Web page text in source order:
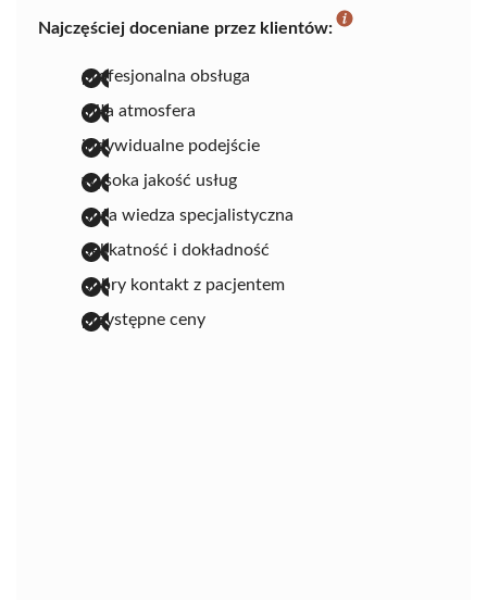
Najczęściej doceniane przez klientów:
profesjonalna obsługa
miła atmosfera
indywidualne podejście
wysoka jakość usług
duża wiedza specjalistyczna
delikatność i dokładność
dobry kontakt z pacjentem
przystępne ceny